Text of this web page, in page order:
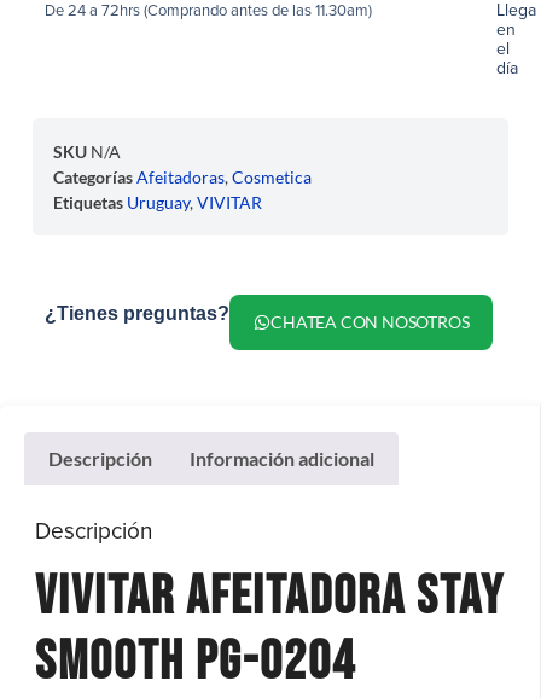
De 24 a 72hrs (Comprando antes de las 11.30am)
Llega
en
el
día
SKU N/A
CategoríasAfeitadoras,Cosmetica
Etiquetas Uruguay,VIVITAR
¿Tienes preguntas? CHATEA CON NOSOTROS
Descripción Información adicional
Descripción
VIVITAR AFEITADORA STAY
SMOOTH PG-0204